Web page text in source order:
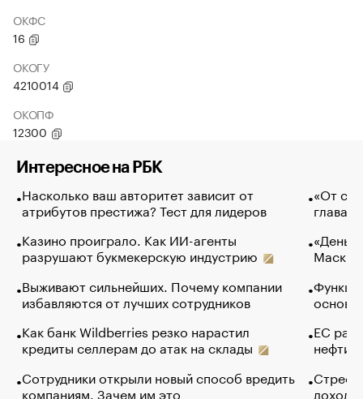
ОКФС
16
ОКОГУ
4210014
ОКОПФ
12300
Интересное на РБК
Насколько ваш авторитет зависит от
атрибутов престижа? Тест для лидеров
Казино проиграло. Как ИИ-агенты
разрушают букмекерскую индустрию
Выживают сильнейших. Почему компании
избавляются от лучших сотрудников
Как банк Wildberries резко нарастил
кредиты селлерам до атак на склады
Сотрудники открыли новый способ вредить
компаниям. Зачем им это
«От
глава
Маск в
основ
ЕС
нефти